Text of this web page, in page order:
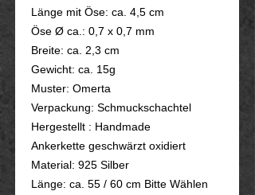
Länge mit Öse: ca. 4,5 cm
Öse Ø ca.: 0,7 x 0,7 mm
Breite: ca. 2,3 cm
Gewicht: ca. 15g
Muster: Omerta
Verpackung: Schmuckschachtel
Hergestellt : Handmade
Ankerkette geschwärzt oxidiert
Material: 925 Silber
Länge: ca. 55 / 60 cm Bitte Wählen